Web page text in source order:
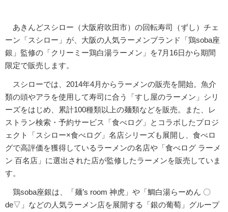
あきんどスシロー（大阪府吹田市）の回転寿司（ずし）チェ
ーン「スシロー」が、大阪の人気ラーメンブランド「鶏soba座
銀」監修の「クリーミー鶏白湯ラーメン」を7月16日から期間
限定で販売します。
スシローでは、2014年4月からラーメンの販売を開始。魚介
類の頭やアラを使用して寿司に合う「すし屋のラーメン」シリ
ーズをはじめ、累計100種類以上の麺類などを販売。また、レ
ストラン検索・予約サービス「食べログ」とコラボしたプロジ
ェクト「スシロー×食べログ」名店シリーズも展開し、食べロ
グで高評価を獲得しているラーメンの名店や「食べログ ラーメ
ン 百名店」に選出された店が監修したラーメンを販売していま
す。
鶏soba座銀は、「麺’s room 神虎」や「鯛白湯らーめん 〇
de▽」などの人気ラーメン店を展開する「銀の葡萄」グループ